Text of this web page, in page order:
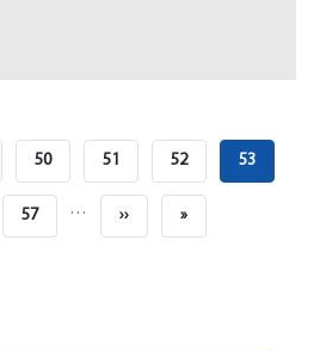
Страница
50 Страница
51 Страница
52 Текущая
53
Страница
57 … Next
›› Last
»